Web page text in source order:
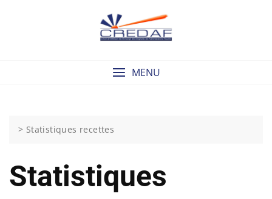
MENU
> Statistiques recettes
Statistiques